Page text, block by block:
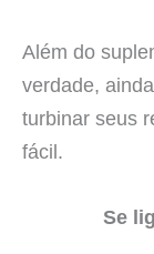
Além do
verdade,
turbinar seus
fácil.
Se